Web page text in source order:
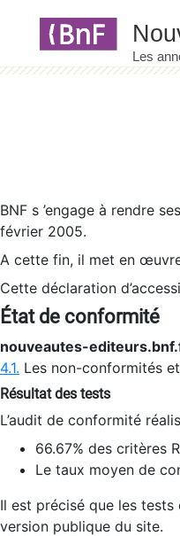
BNF s ’engage à rendre
février 2005.
A cette fin, il met en
Cette déclaration
État de conformité
nouveautes-
4.1. Les non-conformités
Résultat des tests
L’audit de conformité
66.67% des critères
Le taux moyen de
Il est précisé que les
version publique du site.